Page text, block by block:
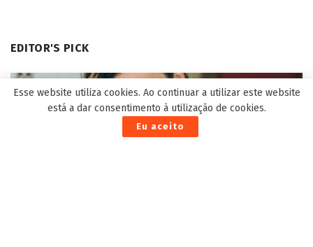
EDITOR'S PICK
Esse website utiliza cookies. Ao continuar a utilizar este website
está a dar consentimento à utilização de cookies.
Eu aceito